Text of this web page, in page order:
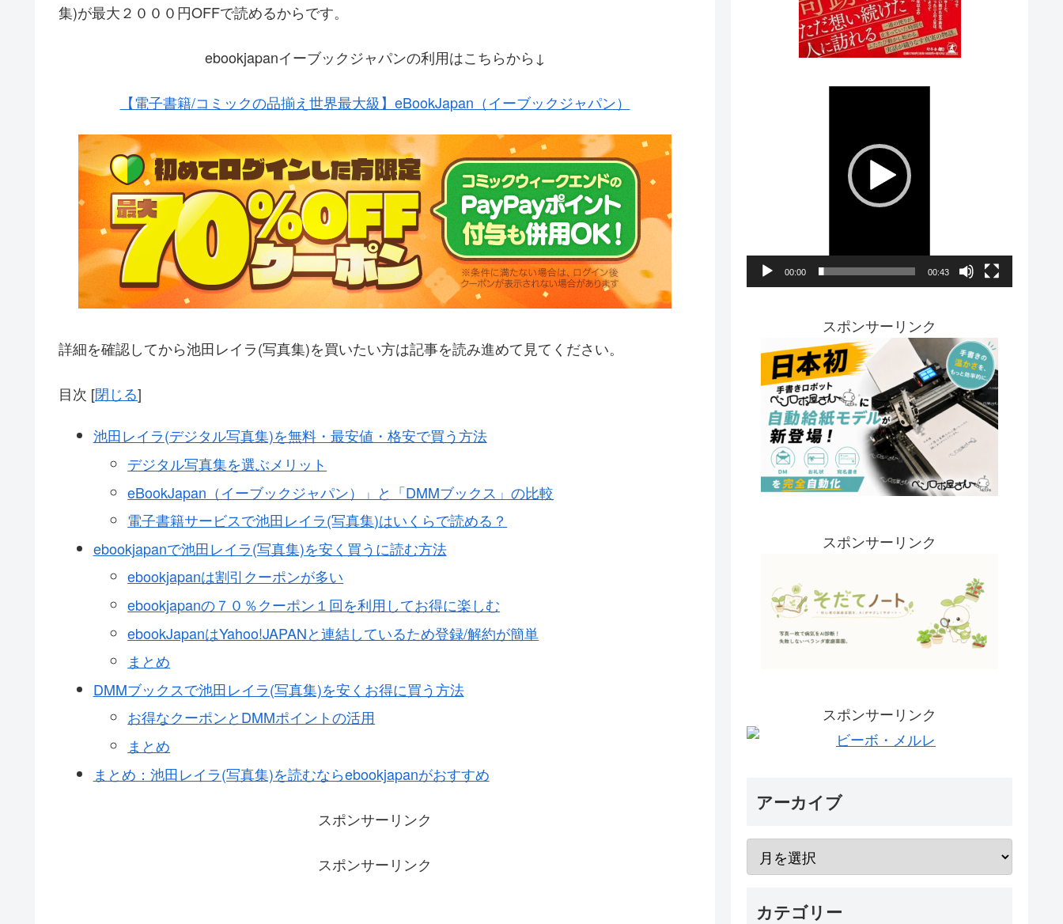
集)が最大２０００円OFFで読めるからです。
ebookjapanイーブックジャパンの利用はこちらから↓
【電子書籍/コミックの品揃え世界最大級】eBookJapan（イーブックジャパン）
詳細を確認してから池田レイラ(写真集)を買いたい方は記事を読み進めて見てください。
目次 [閉じる]
池田レイラ(デジタル写真集)を無料・最安値・格安で買う方法
デジタル写真集を選ぶメリット
eBookJapan（イーブックジャパン）」と「DMMブックス」の比較
電子書籍サービスで池田レイラ(写真集)はいくらで読める？
ebookjapanで池田レイラ(写真集)を安く買うに読む方法
ebookjapanは割引クーポンが多い
ebookjapanの７０％クーポン１回を利用してお得に楽しむ
ebookJapanはYahoo!JAPANと連結しているため登録/解約が簡単
まとめ
DMMブックスで池田レイラ(写真集)を安くお得に買う方法
お得なクーポンとDMMポイントの活用
まとめ
まとめ：池田レイラ(写真集)を読むならebookjapanがおすすめ
スポンサーリンク
スポンサーリンク
レ
ー
ヤ
00:00 00:43
スポンサーリンク
スポンサーリンク
スポンサーリンク
アーカイブ
カテゴリー